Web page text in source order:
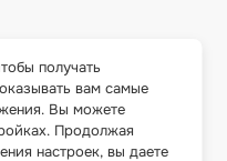
получать
вам самые
Вы можете
Продолжая
настроек, вы даете